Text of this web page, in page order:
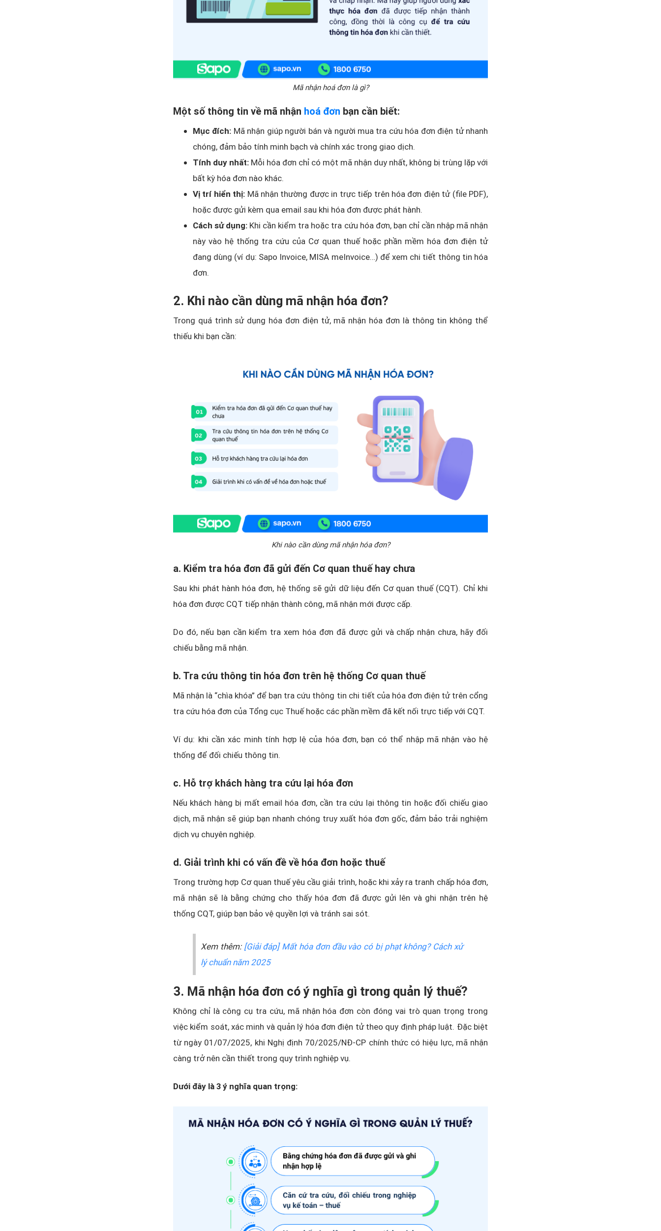
Mã nhận hoá đơn là gì?
Một số thông tin về mã nhận hoá đơn bạn cần biết:
Mục đích: Mã nhận giúp người bán và người mua tra cứu hóa đơn điện tử nhanh
chóng, đảm bảo tính minh bạch và chính xác trong giao dịch.
Tính duy nhất: Mỗi hóa đơn chỉ có một mã nhận duy nhất, không bị trùng lặp với
bất kỳ hóa đơn nào khác.
Vị trí hiển thị: Mã nhận thường được in trực tiếp trên hóa đơn điện tử (file PDF),
hoặc được gửi kèm qua email sau khi hóa đơn được phát hành.
Cách sử dụng: Khi cần kiểm tra hoặc tra cứu hóa đơn, bạn chỉ cần nhập mã nhận
này vào hệ thống tra cứu của Cơ quan thuế hoặc phần mềm hóa đơn điện tử
đang dùng (ví dụ: Sapo Invoice, MISA meInvoice…) để xem chi tiết thông tin hóa
đơn.
2. Khi nào cần dùng mã nhận hóa đơn?
Trong quá trình sử dụng hóa đơn điện tử, mã nhận hóa đơn là thông tin không thể
thiếu khi bạn cần:
Khi nào cần dùng mã nhận hóa đơn?
a. Kiểm tra hóa đơn đã gửi đến Cơ quan thuế hay chưa
Sau khi phát hành hóa đơn, hệ thống sẽ gửi dữ liệu đến Cơ quan thuế (CQT). Chỉ khi
hóa đơn được CQT tiếp nhận thành công, mã nhận mới được cấp.
Do đó, nếu bạn cần kiểm tra xem hóa đơn đã được gửi và chấp nhận chưa, hãy đối
chiếu bằng mã nhận.
b. Tra cứu thông tin hóa đơn trên hệ thống Cơ quan thuế
Mã nhận là “chìa khóa” để bạn tra cứu thông tin chi tiết của hóa đơn điện tử trên cổng
tra cứu hóa đơn của Tổng cục Thuế hoặc các phần mềm đã kết nối trực tiếp với CQT.
Ví dụ: khi cần xác minh tính hợp lệ của hóa đơn, bạn có thể nhập mã nhận vào hệ
thống để đối chiếu thông tin.
c. Hỗ trợ khách hàng tra cứu lại hóa đơn
Nếu khách hàng bị mất email hóa đơn, cần tra cứu lại thông tin hoặc đối chiếu giao
dịch, mã nhận sẽ giúp bạn nhanh chóng truy xuất hóa đơn gốc, đảm bảo trải nghiệm
dịch vụ chuyên nghiệp.
d. Giải trình khi có vấn đề về hóa đơn hoặc thuế
Trong trường hợp Cơ quan thuế yêu cầu giải trình, hoặc khi xảy ra tranh chấp hóa đơn,
mã nhận sẽ là bằng chứng cho thấy hóa đơn đã được gửi lên và ghi nhận trên hệ
thống CQT, giúp bạn bảo vệ quyền lợi và tránh sai sót.
Xem thêm: [Giải đáp] Mất hóa đơn đầu vào có bị phạt không? Cách xử
lý chuẩn năm 2025
3. Mã nhận hóa đơn có ý nghĩa gì trong quản lý thuế?
Không chỉ là công cụ tra cứu, mã nhận hóa đơn còn đóng vai trò quan trọng trong
việc kiểm soát, xác minh và quản lý hóa đơn điện tử theo quy định pháp luật. Đặc biệt
từ ngày 01/07/2025, khi Nghị định 70/2025/NĐ-CP chính thức có hiệu lực, mã nhận
càng trở nên cần thiết trong quy trình nghiệp vụ.
Dưới đây là 3 ý nghĩa quan trọng: